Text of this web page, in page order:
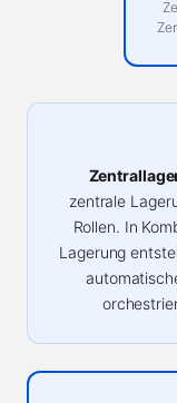
zentrale
Rollen. In
Lagerung